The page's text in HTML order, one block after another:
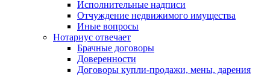
Исполнительные надписи
Отчуждение недвижимого имущества
Иные вопросы
Нотариус отвечает
Брачные договоры
Доверенности
Договоры купли-продажи, мены, дарения